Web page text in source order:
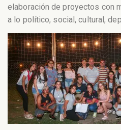
elaboración de proyectos con
a lo político, social, cultural,